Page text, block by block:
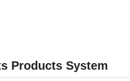
Products System